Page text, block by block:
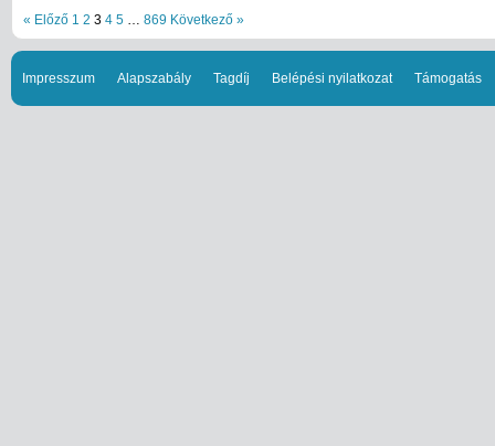
« Előző 1 2 3 4 5 869 Következő »
Impresszum Alapszabály Tagdíj Belépési nyilatkozat Támogatás